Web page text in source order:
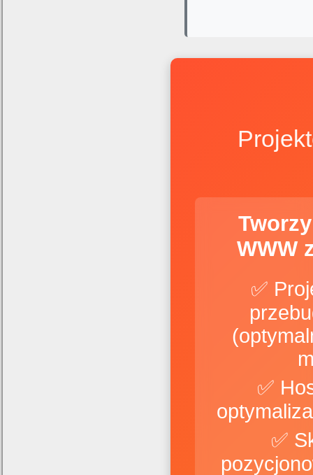
WWW
✅
✅
✅